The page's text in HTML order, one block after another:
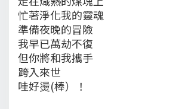
忙著淨化我的靈魂
準備夜晚的冒險
我早已萬劫不復
但你將和我攜手
跨入來世
哇好燙(棒）！